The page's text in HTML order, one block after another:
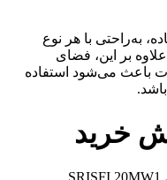
به‌راحتی با هر نوع
بر این، فضای
باعث می‌شود استفاده
خرید